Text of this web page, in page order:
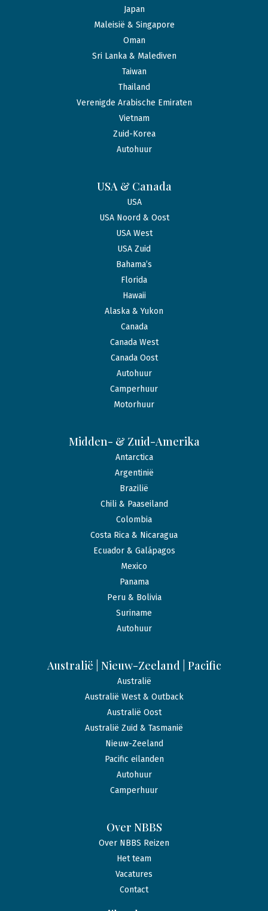
Japan
Maleisië & Singapore
Oman
Sri Lanka & Malediven
Taiwan
Thailand
Verenigde Arabische Emiraten
Vietnam
Zuid-Korea
Autohuur
USA & Canada
USA
USA Noord & Oost
USA West
USA Zuid
Bahama’s
Florida
Hawaii
Alaska & Yukon
Canada
Canada West
Canada Oost
Autohuur
Camperhuur
Motorhuur
Midden- & Zuid-Amerika
Antarctica
Argentinië
Brazilië
Chili & Paaseiland
Colombia
Costa Rica & Nicaragua
Ecuador & Galápagos
Mexico
Panama
Peru & Bolivia
Suriname
Autohuur
Australië | Nieuw-Zeeland | Pacific
Australië
Australië West & Outback
Australië Oost
Australië Zuid & Tasmanië
Nieuw-Zeeland
Pacific eilanden
Autohuur
Camperhuur
Over NBBS
Over NBBS Reizen
Het team
Vacatures
Contact